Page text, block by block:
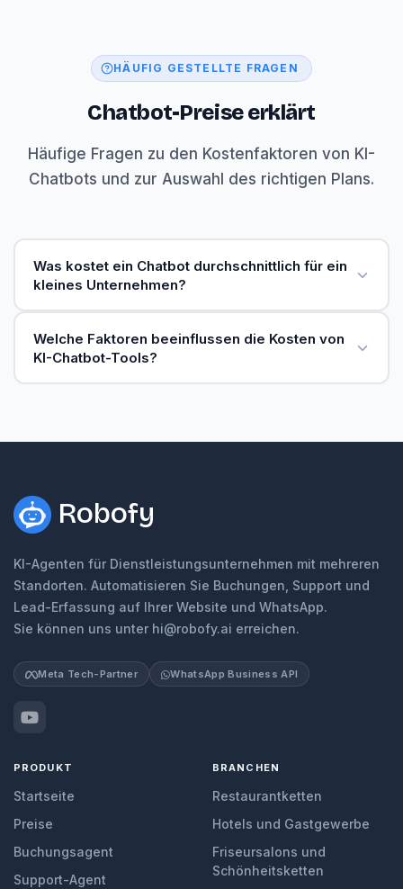
HÄUFIG GESTELLTE FRAGEN
Chatbot-Preise erklärt
Häufige Fragen zu den Kostenfaktoren von KI-
Chatbots und zur Auswahl des richtigen Plans.
Was kostet ein Chatbot durchschnittlich für ein
kleines Unternehmen?
Welche Faktoren beeinflussen die Kosten von
KI-Chatbot-Tools?
Robofy
KI-Agenten für Dienstleistungsunternehmen mit mehreren
Standorten. Automatisieren Sie Buchungen, Support und
Lead-Erfassung auf Ihrer Website und WhatsApp.
Sie können uns unter hi@robofy.ai erreichen.
Meta Tech-Partner WhatsApp Business API
PRODUKT
Startseite
Preise
Buchungsagent
Support-Agent
BRANCHEN
Restaurantketten
Hotels und Gastgewerbe
Friseursalons und
Schönheitsketten